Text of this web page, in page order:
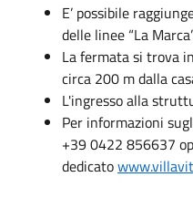
E’ possibile
delle linee “La
La fermata si trova
circa 200 m dalla
L'ingresso alla
Per informazioni
+39 0422 856637
dedicato